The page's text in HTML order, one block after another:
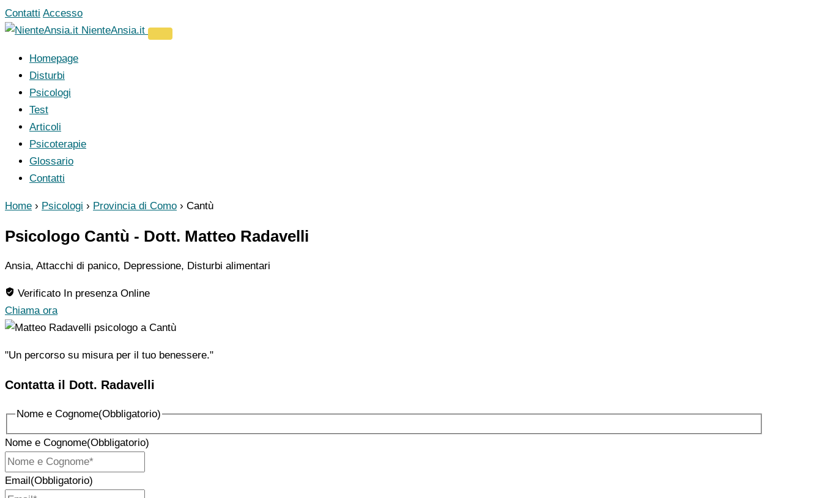
Vai
al
Contatti Accesso
NienteAnsia.it
Homepage
Disturbi
Psicologi
Test
Articoli
Psicoterapie
Glossario
Contatti
Home › Psicologi › Provincia di Como › Cantù
Psicologo Cantù - Dott. Matteo Radavelli
Ansia, Attacchi di panico, Depressione, Disturbi alimentari
Verificato In presenza Online
Chiama ora
"Un percorso su misura per il tuo benessere."
Contatta il Dott. Radavelli
Nome e Cognome(Obbligatorio)
Nome e Cognome(Obbligatorio)
Email(Obbligatorio)